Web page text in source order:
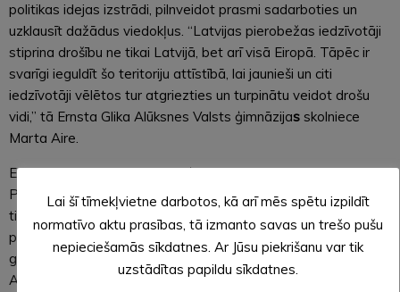
politikas idejas izstrādi, pilnveidot prasmi sadarboties un
uzklausīt dažādus viedokļus. “Latvijas pierobežas iedzīvotāji
stiprina drošību ne tikai Latvijā, bet arī visā Eiropā. Tāpēc ir
svarīgi ieguldīt šo teritoriju attīstībā, lai jaunieši un citi
iedzīvotāji vēlētos tur atgriezties un turpinātu veidot drošu
vidi,” tā Ernsta Glika Alūksnes Valsts ģimnāzijas skolniece
Marta Aire.
Ernsta Glika Alūksnes Valsts ģimnāzija ir viena no Eiropas
Parlamenta Vēstnieku skolām un komandas politiskā ideja
tika atzīta par vienu no labākajiem projektiem un tiks
prezentēta 20. jūnijā Cēsīs, uz sarunu festivālā “Lampa”
galvenās skatuves “Dots”. Anete Koemeģe, Ernsta Glika
Alūksnes Valsts ģimnāzijas skolniece: “Mums bija svarīgi ne
Lai šī tīmekļvietne darbotos, kā arī mēs spētu izpildīt
normatīvo aktu prasības, tā izmanto savas un trešo pušu
nepieciešamās sīkdatnes. Ar Jūsu piekrišanu var tik
uzstādītas papildu sīkdatnes.